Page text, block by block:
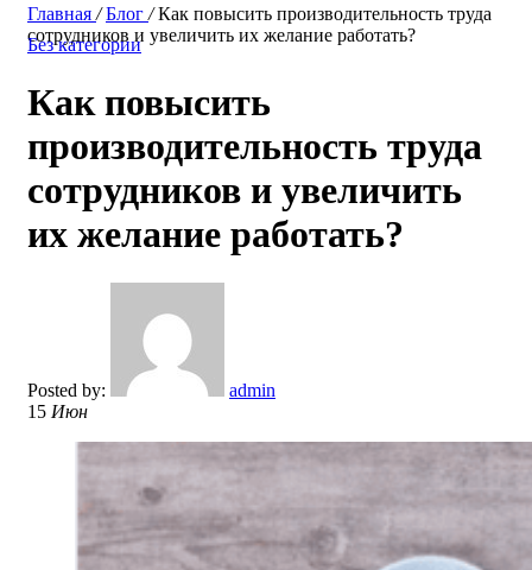
Главная /Блог /Как повысить производительность труда
сотрудников и увеличить их желание работать?
Без категории
Как повысить
производительность труда
сотрудников и увеличить
их желание работать?
Posted by:
admin
15 Июн